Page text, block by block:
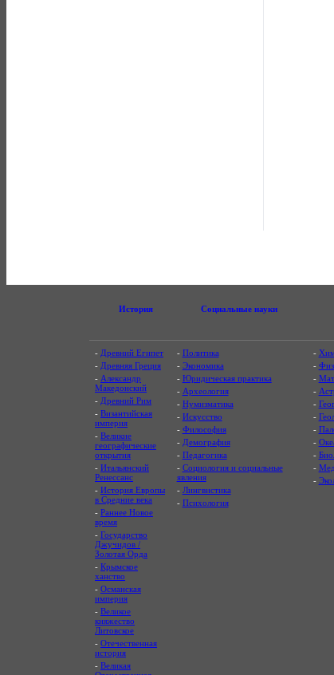
История Социальные науки
- Древний Египет
- Древняя Греция
- Александр
Македонский
- Древний Рим
- Византийская
империя
- Великие
географические
открытия
- Итальянский
Ренессанс
- История Европы
в Средние века
- Раннее Новое
время
- Государство
Джучидов /
Золотая Орда
- Крымское
ханство
- Османская
империя
- Великое
княжество
Литовское
- Отечественная
история
- Великая
- Политика
- Экономика
- Юридическая практика
- Археология
- Нумизматика
- Искусство
- Философия
- Демография
- Педагогика
- Социология и социальные
явления
- Лингвистика
- Психология
-
-
-
-
-
-
-
-
-
-
-